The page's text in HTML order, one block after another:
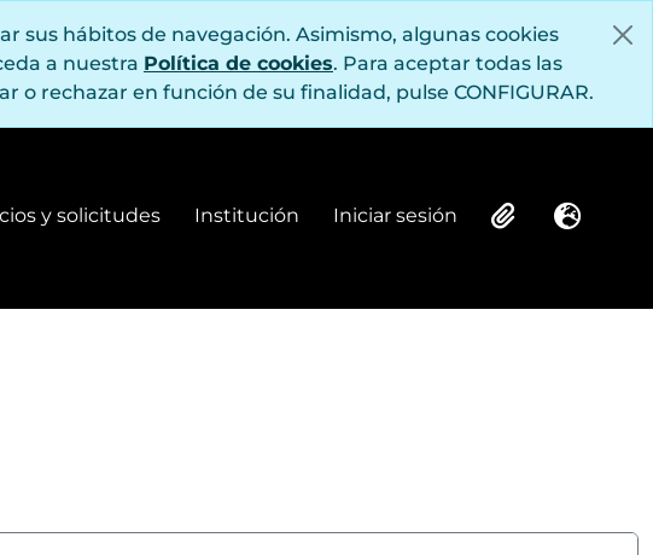
sus hábitos de navegación. Asimismo, algunas cookies
a nuestra Política de cookies. Para aceptar todas las
o rechazar en función de su finalidad, pulse CONFIGURAR.
y solicitudes Institución
Institución
Iniciar sesión
Iniciar sesión ClipboardIdioma